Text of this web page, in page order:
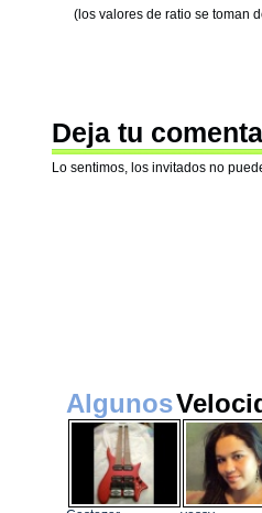
(los valores de ratio se toman
Deja tu
Lo sentimos, los invitados no
Algunos